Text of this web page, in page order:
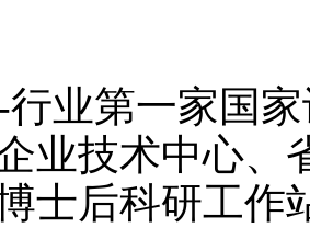
行业第一家国
业技术中心、
士后科研工作